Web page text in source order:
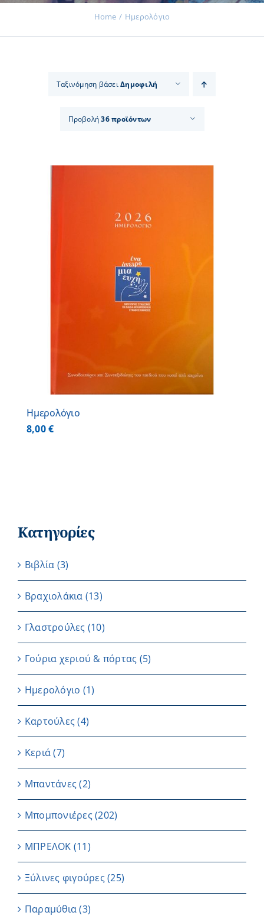
Home Ημερολόγιο
Ταξινόμηση βάσειΔημοφιλή
Προβολή36 προϊόντων
Ημερολόγιο
8,00€
Κατηγορίες
Βιβλία (3)
Βραχιολάκια (13)
Γλαστρούλες (10)
Γούρια χεριού & πόρτας (5)
Ημερολόγιο (1)
Καρτούλες (4)
Κεριά (7)
Μπαντάνες (2)
Μπομπονιέρες(202)
ΜΠΡΕΛΟΚ (11)
Ξύλινες φιγούρες(25)
Παραμύθια (3)